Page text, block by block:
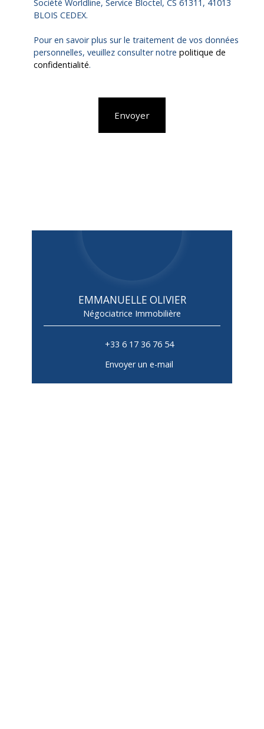
Société Worldline, Service Bloctel, CS 61311, 41013
BLOIS CEDEX.
Pour en savoir plus sur le traitement de vos données
personnelles, veuillez consulter notre politique de
confidentialité.
Envoyer
EMMANUELLE OLIVIER
Négociatrice Immobilière
+33 6 17 36 76 54
Envoyer un e-mail